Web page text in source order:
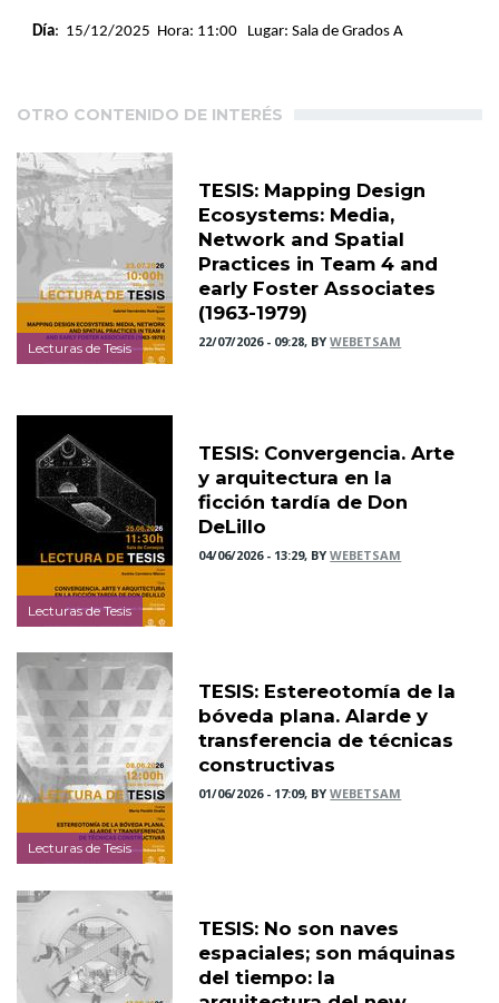
Día: 15/12/2025 Hora: 11:00 Lugar: Sala de Grados A
OTRO CONTENIDO DE INTERÉS
Lecturas de Tesis
TESIS: Mapping Design
Ecosystems: Media,
Network and Spatial
Practices in Team 4 and
early Foster Associates
(1963-1979)
22/07/2026 - 09:28, BYWEBETSAM
Lecturas de Tesis
TESIS: Convergencia. Arte
y arquitectura en la
ficción tardía de Don
DeLillo
04/06/2026 - 13:29, BYWEBETSAM
Lecturas de Tesis
TESIS: Estereotomía de la
bóveda plana. Alarde y
transferencia de técnicas
constructivas
01/06/2026 - 17:09, BYWEBETSAM
TESIS: No son naves
espaciales; son máquinas
del tiempo: la